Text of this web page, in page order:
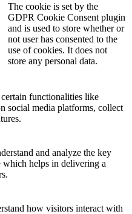
The cookie is set by the
GDPR Cookie Consent plugin
and is used to store whether or
not user has consented to the
use of cookies. It does not
store any personal data.
functionalities like
social media platforms, collect
and analyze the key
which helps in delivering a
how visitors interact with